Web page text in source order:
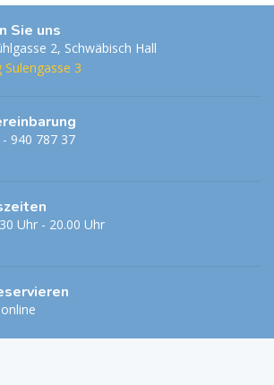
Sie uns
2, Schwäbisch Hall
3
940 787 37
Uhr - 20.00 Uhr